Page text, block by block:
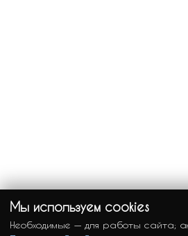
Мы используем cookies
Необходимые — для работы сайта;